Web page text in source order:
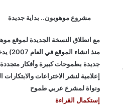
مشروع موهوبون.. بداية جديدة
مع انطلاق النسخة الجديدة لموقع
منذ
جديدة بطموحات كبيرة وأفكار
إعلامية لنشر الاختراعات والابتكارات
ونواة لمشرع عربي طموح
إستكمال القراءة